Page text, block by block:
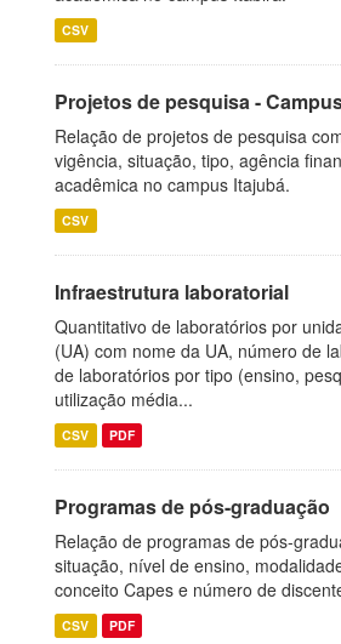
CSV
Projetos de pesquisa -
Relação de projetos de pesquisa
vigência, situação, tipo, agência
acadêmica no campus Itajubá.
CSV
Infraestrutura laboratorial
Quantitativo de laboratórios por
(UA) com nome da UA, número de
de laboratórios por tipo (ensino,
utilização média...
CSV PDF
Programas de pós-graduação
Relação de programas de pós-
situação, nível de ensino,
conceito Capes e número de
CSV PDF